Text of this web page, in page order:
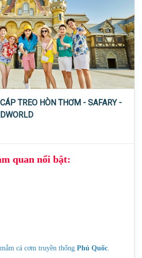
TREO HÒN THƠM - SAFARY -
quan nổi bật:
cá cơm truyền thống Phú Quốc.